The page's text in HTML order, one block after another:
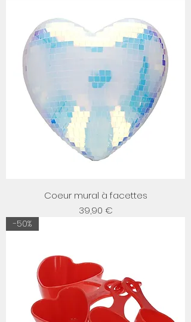
Coeur mural à facettes
Prix
39,90 €
-50%